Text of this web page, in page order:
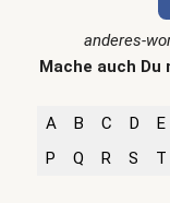
anderes-
Mache auch
A
B C D E
P
Q R S T